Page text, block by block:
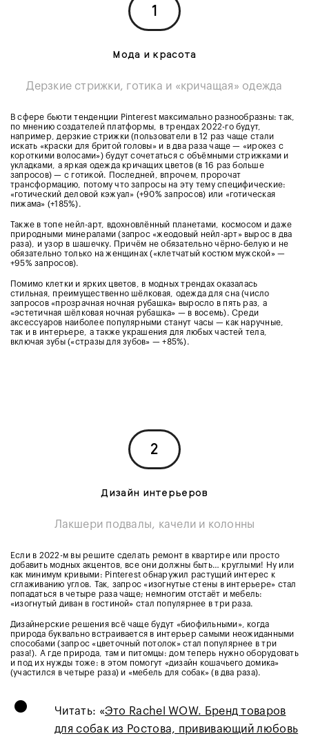
1
Мода и красота
Дерзкие стрижки, готика и «кричащая» одежда
В сфере бьюти тенденции Pinterest максимально разнообразны: так,
по мнению создателей платформы, в трендах 2022-го будут,
например, дерзкие стрижки (пользователи в 12 раз чаще стали
искать «краски для бритой головы» и в два раза чаще — «ирокез с
короткими волосами») будут сочетаться с объёмными стрижками и
укладками, а яркая одежда кричащих цветов (в 16 раз больше
запросов) — с готикой. Последней, впрочем, пророчат
трансформацию, потому что запросы на эту тему специфические:
«готический деловой кэжуал» (+90% запросов) или «готическая
пижама» (+185%).
Также в топе нейл-арт, вдохновлённый планетами, космосом и даже
природными минералами (запрос «жеодовый нейл-арт» вырос в два
раза), и узор в шашечку. Причём не обязательно чёрно-белую и не
обязательно только на женщинах («клетчатый костюм мужской» —
+95% запросов).
Помимо клетки и ярких цветов, в модных трендах оказалась
стильная, преимущественно шёлковая, одежда для сна (число
запросов «прозрачная ночная рубашка» выросло в пять раз, а
«эстетичная шёлковая ночная рубашка» — в восемь). Среди
аксессуаров наиболее популярными станут часы — как наручные,
так и в интерьере, а также украшения для любых частей тела,
включая зубы («стразы для зубов» — +85%).
2
Дизайн интерьеров
Лакшери подвалы, качели и колонны
Если в 2022-м вы решите сделать ремонт в квартире или просто
добавить модных акцентов, все они должны быть… круглыми! Ну или
как минимум кривыми: Pinterest обнаружил растущий интерес к
сглаживанию углов. Так, запрос «изогнутые стены в интерьере» стал
попадаться в четыре раза чаще; немногим отстаёт и мебель:
«изогнутый диван в гостиной» стал популярнее в три раза.
Дизайнерские решения всё чаще будут «биофильными», когда
природа буквально встраивается в интерьер самыми неожиданными
способами (запрос «цветочный потолок» стал популярнее в три
раза!). А где природа, там и питомцы: дом теперь нужно оборудовать
и под их нужды тоже: в этом помогут «дизайн кошачьего домика»
(участился в четыре раза) и «мебель для собак» (в два раза).
• Читать: «Это Rachel WOW. Бренд товаров
для собак из Ростова, прививающий любовь